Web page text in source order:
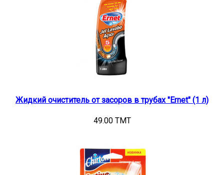
Жидкий очиститель от засоров в трубах "Ernet" (1 л)
49.00 TMT